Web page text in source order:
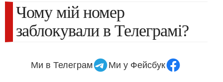
Чому мій номер
заблокували в Телеграмі?
Ми в Телеграм Ми у Фейсбук